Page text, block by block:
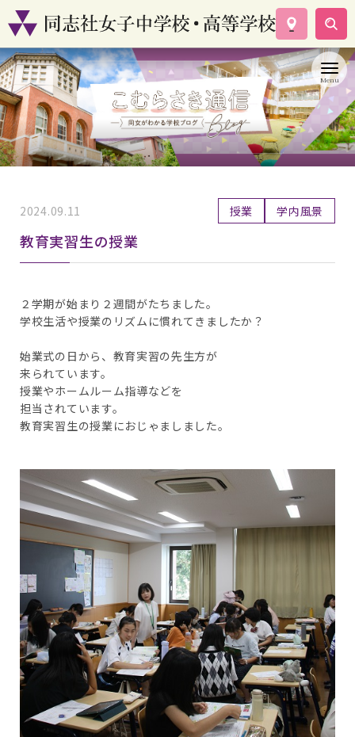
学校案内
コース紹介
学校生活
入試情報
資料請求
お問い合わせ
2024.09.11 授業 学内風景
教育実習生の授業
２学期が始まり２週間がたちました。
学校生活や授業のリズムに慣れてきましたか？
始業式の日から、教育実習の先生方が
来られています。
授業やホームルーム指導などを
担当されています。
教育実習生の授業におじゃましました。